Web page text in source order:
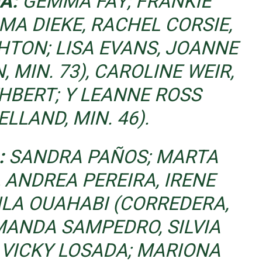
DIEKE, RACHEL CORSIE,
LISA EVANS, JOANNE
MIN. 73), CAROLINE WEIR,
Y LEANNE ROSS
MIN. 46).
SANDRA PAÑOS; MARTA
ANDREA PEREIRA, IRENE
OUAHABI (CORREDERA,
SAMPEDRO, SILVIA
LOSADA; MARIONA